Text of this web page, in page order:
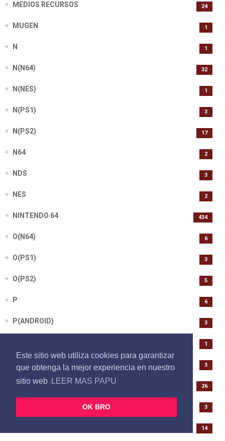
Este sitio web utiliza cookies para garantizar
que obtenga la mejor experiencia en nuestro
sitio web LEER MAS PAPU
OK BRO
MEDIOS RECURSOS 24
MUGEN 1
N 1
N(N64) 32
N(NES) 1
N(PS1) 3
N(PS2) 17
N64 2
NDS 3
NES 2
NINTENDO 64 434
O(N64) 6
O(PS1) 3
O(PS2) 5
P 6
P(ANDROID) 3
1
3
P(N64) 26
3
14